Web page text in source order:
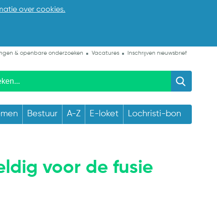
over cookies.
& openbare onderzoeken Vacatures Inschrijven nieuwsbrief
Bestuur A-Z E-loket Lochristi-bon
voor de fusie